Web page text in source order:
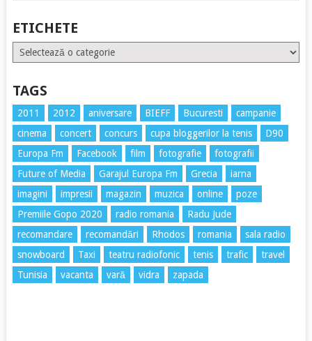
ETICHETE
Etichete
TAGS
2011 2012 aniversare BIEFF Bucuresti
campanie
cinema
concert concurs cupa bloggerilor la tenis
D90
Europa Fm
Facebook film fotografie
fotografii
Future of Media
Garajul Europa Fm Grecia
iarna
imagini
impresii magazin muzica online
poze
Premiile Gopo 2020
radio romania
Radu Jude
recomandare
recomandări Rhodos romania
sala radio
snowboard
Taxi teatru radiofonic tenis trafic
travel
Tunisia
vacanta vară vidra zapada